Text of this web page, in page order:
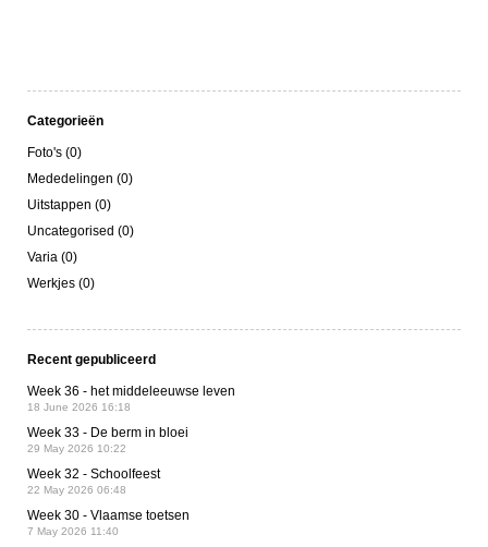
Categorieën
Foto's (0)
Mededelingen (0)
Uitstappen (0)
Uncategorised (0)
Varia (0)
Werkjes (0)
Recent gepubliceerd
Week 36 - het middeleeuwse leven
18 June 2026 16:18
Week 33 - De berm in bloei
29 May 2026 10:22
Week 32 - Schoolfeest
22 May 2026 06:48
Week 30 - Vlaamse toetsen
7 May 2026 11:40